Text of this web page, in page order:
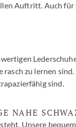
Auftritt. Auch für
zu lernen
sind.
NAHE
Unsere